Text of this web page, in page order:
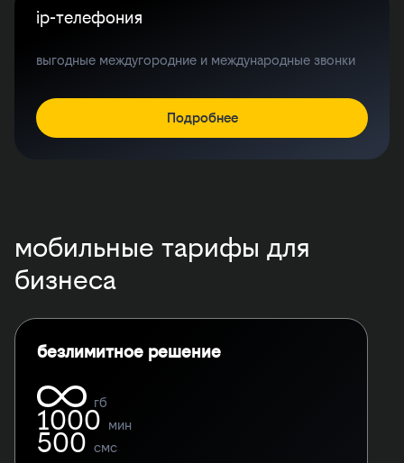
ip-телефония
выгодные междугородние и международные звонки
Подробнее
мобильные тарифы для
бизнеса
безлимитное решение
гб
1000 мин
500 смс